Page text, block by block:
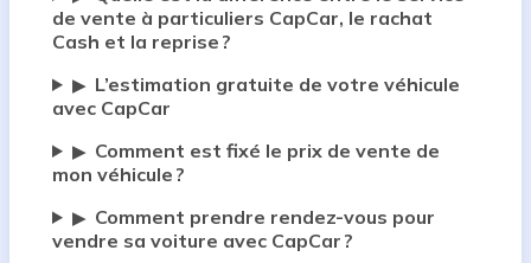
de vente à particuliers CapCar, le rachat
Cash et la reprise ?
▶ L’estimation gratuite de votre véhicule
avec CapCar
▶ Comment est fixé le prix de vente de
mon véhicule ?
▶ Comment prendre rendez-vous pour
vendre sa voiture avec CapCar ?